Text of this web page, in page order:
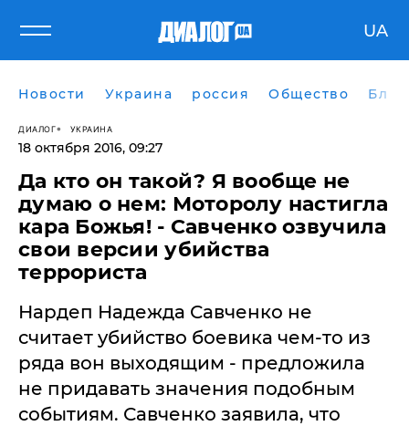
UA
Новости Украина россия Общество
ДИАЛОГ УКРАИНА
18 октября 2016, 09:27
Да кто он такой? Я вообще не
думаю о нем: Моторолу настигла
кара Божья! - Савченко озвучила
свои версии убийства
террориста
Нардеп Надежда Савченко не
считает убийство боевика чем-то из
ряда вон выходящим - предложила
не придавать значения подобным
событиям. Савченко заявила, что